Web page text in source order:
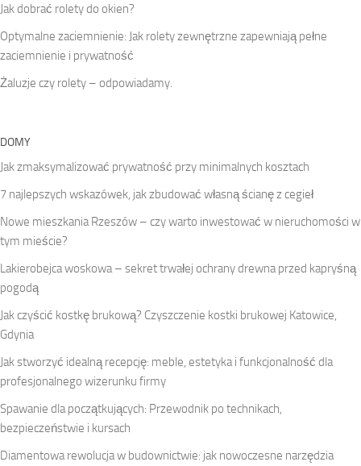
Jak dobrać rolety do okien?
Optymalne zaciemnienie: Jak rolety zewnętrzne zapewniają pełne
zaciemnienie i prywatność
Żaluzje czy rolety – odpowiadamy.
DOMY
Jak zmaksymalizować prywatność przy minimalnych kosztach
7 najlepszych wskazówek, jak zbudować własną ścianę z cegieł
Nowe mieszkania Rzeszów – czy warto inwestować w nieruchomości w
tym mieście?
Lakierobejca woskowa – sekret trwałej ochrany drewna przed kapryśną
pogodą
Jak czyścić kostkę brukową? Czyszczenie kostki brukowej Katowice,
Gdynia
Jak stworzyć idealną recepcję: meble, estetyka i funkcjonalność dla
profesjonalnego wizerunku firmy
Spawanie dla początkujących: Przewodnik po technikach,
bezpieczeństwie i kursach
Diamentowa rewolucja w budownictwie: jak nowoczesne narzędzia